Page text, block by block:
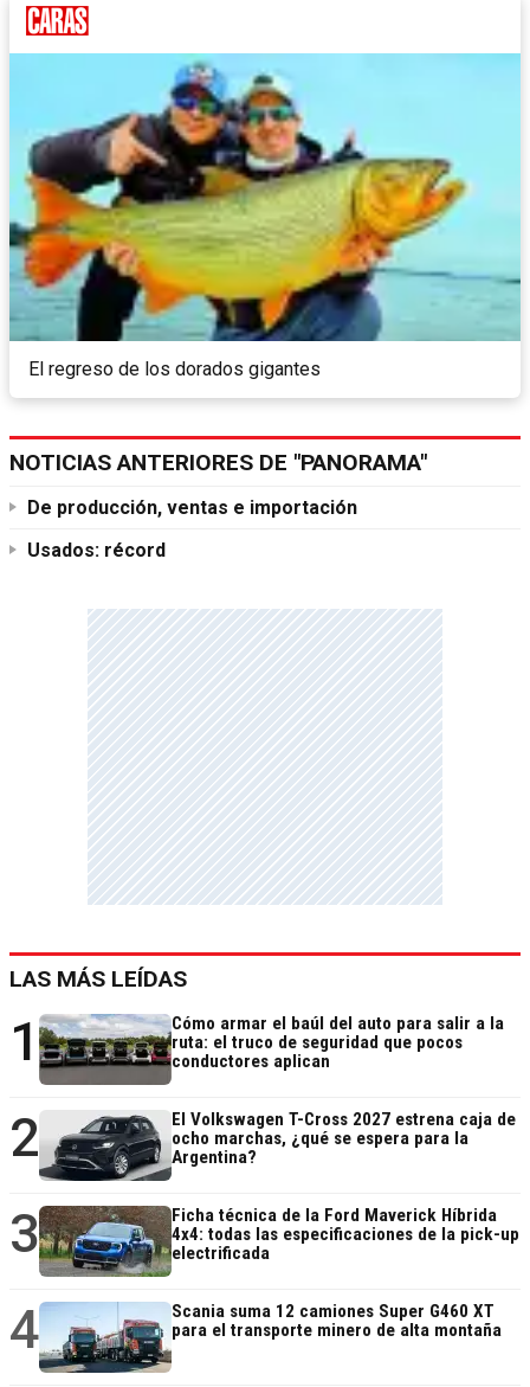
El regreso de los dorados gigantes
NOTICIAS ANTERIORES DE "PANORAMA"
De producción, ventas e importación
Usados: récord
LAS MÁS LEÍDAS
1
Cómo armar el baúl del auto para salir a la
ruta: el truco de seguridad que pocos
conductores aplican
2
El Volkswagen T-Cross 2027 estrena caja de
ocho marchas, ¿qué se espera para la
Argentina?
3
Ficha técnica de la Ford Maverick Híbrida
4x4: todas las especificaciones de la pick-up
electrificada
4
Scania suma 12 camiones Super G460 XT
para el transporte minero de alta montaña